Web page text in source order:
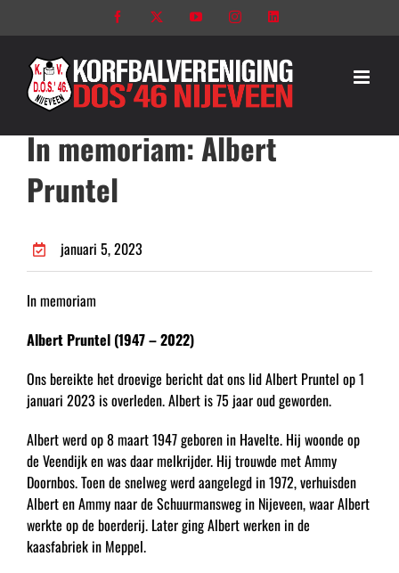
naar
Facebook YouTubeInstagram
In memoriam: Albert
Pruntel
januari 5, 2023
In memoriam
Albert Pruntel (1947 – 2022)
Ons bereikte het droevige bericht dat ons lid Albert Pruntel op 1
januari 2023 is overleden. Albert is 75 jaar oud geworden.
Albert werd op 8 maart 1947 geboren in Havelte. Hij woonde op
de Veendijk en was daar melkrijder. Hij trouwde met Ammy
Doornbos. Toen de snelweg werd aangelegd in 1972, verhuisden
Albert en Ammy naar de Schuurmansweg in Nijeveen, waar Albert
werkte op de boerderij. Later ging Albert werken in de
kaasfabriek in Meppel.